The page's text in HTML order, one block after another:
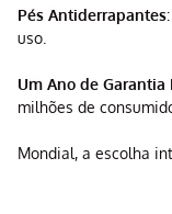
Pés Antiderrapantes
uso.
Um Ano de
milhões de
Mondial, a escolha